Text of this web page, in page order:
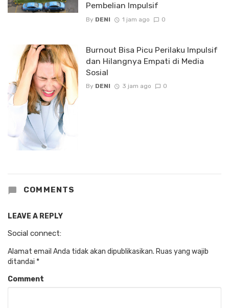
Pembelian Impulsif
By DENI 1 jam ago 0
Burnout Bisa Picu Perilaku Impulsif
dan Hilangnya Empati di Media
Sosial
By DENI 3 jam ago 0
COMMENTS
LEAVE A REPLY
Social connect:
Alamat email Anda tidak akan dipublikasikan. Ruas yang wajib
ditandai *
Comment